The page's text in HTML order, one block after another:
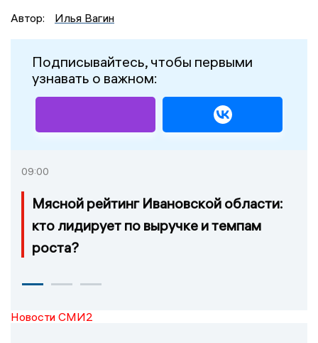
Автор:
Илья Вагин
Подписывайтесь, чтобы первыми
узнавать о важном:
09:00
Мясной рейтинг Ивановской области:
кто лидирует по выручке и темпам
роста?
Новости СМИ2